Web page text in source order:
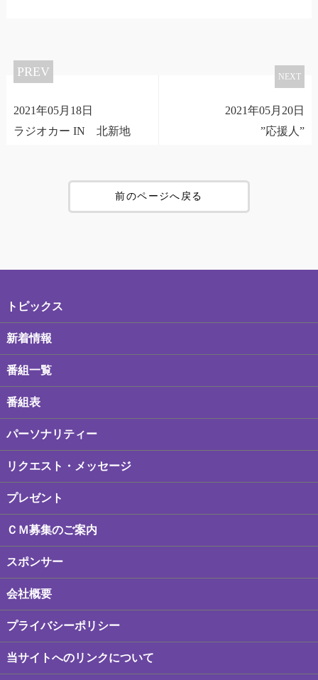
PREV
2021年05月18日
ラジオカー IN 北新地
NEXT
2021年05月20日
”応援人”
前のページへ戻る
トピックス
新着情報
番組一覧
番組表
パーソナリティー
リクエスト・メッセージ
プレゼント
ＣＭ募集のご案内
スポンサー
会社概要
プライバシーポリシー
当サイトへのリンクについて